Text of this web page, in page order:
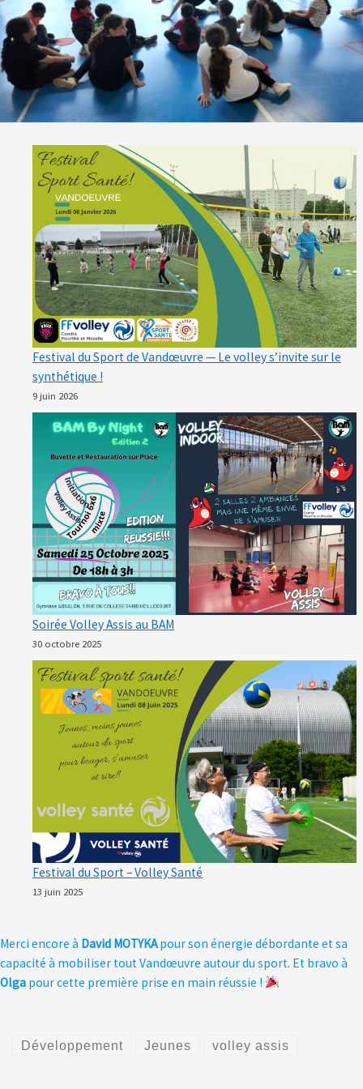
Festival du Sport de Vandœuvre — Le volley s’invite sur le
synthétique !
9 juin 2026
Soirée Volley Assis au BAM
30 octobre 2025
Festival du Sport – Volley Santé
13 juin 2025
Merci encore à David MOTYKApour son énergie débordante et sa
capacité à mobiliser tout Vandœuvre autour du sport. Et bravo à
Olga pour cette première prise en main réussie !
Développement Jeunes volley assis